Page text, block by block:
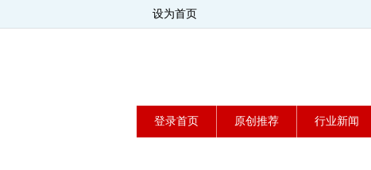
设为首页
登录首页 原创推荐 行业新闻